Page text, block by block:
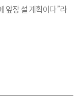
앞장 설 계획이다”라